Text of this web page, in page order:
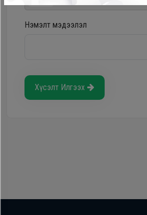
Нэмэлт мэдээлэл
Хүсэлт Илгээх